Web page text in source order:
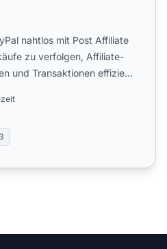
nahtlos mit Post Affiliate
zu verfolgen, Affiliate-
und Transaktionen effizie...